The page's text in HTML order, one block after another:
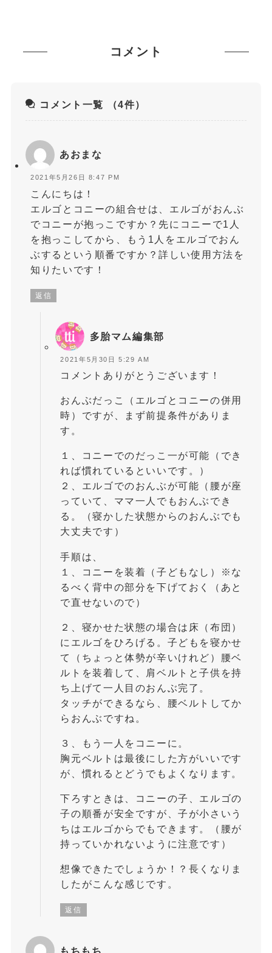
コメント
コメント一覧 （4件）
あおまな
2021年5月26日 8:47 PM
こんにちは！
エルゴとコニーの組合せは、エルゴがおんぶ
でコニーが抱っこですか？先にコニーで1人
を抱っこしてから、もう1人をエルゴでおん
ぶするという順番ですか？詳しい使用方法を
知りたいです！
返信
多胎マム編集部
2021年5月30日 5:29 AM
コメントありがとうございます！
おんぶだっこ（エルゴとコニーの併用
時）ですが、まず前提条件がありま
す。
１、コニーでのだっこ一が可能（でき
れば慣れているといいです。）
２、エルゴでのおんぶが可能（腰が座
っていて、ママ一人でもおんぶでき
る。（寝かした状態からのおんぶでも
大丈夫です）
手順は、
１、コニーを装着（子どもなし）※な
るべく背中の部分を下げておく（あと
で直せないので）
２、寝かせた状態の場合は床（布団）
にエルゴをひろげる。子どもを寝かせ
て（ちょっと体勢が辛いけれど）腰ベ
ルトを装着して、肩ベルトと子供を持
ち上げて一人目のおんぶ完了。
タッチができるなら、腰ベルトしてか
らおんぶですね。
３、もう一人をコニーに。
胸元ベルトは最後にした方がいいです
が、慣れるとどうでもよくなります。
下ろすときは、コニーの子、エルゴの
子の順番が安全ですが、子が小さいう
ちはエルゴからでもできます。（腰が
持っていかれないように注意です）
想像できたでしょうか！？長くなりま
したがこんな感じです。
返信
もちもち